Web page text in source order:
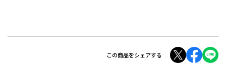
この商品をシェアする